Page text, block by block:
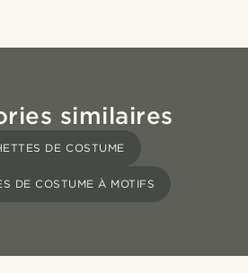
similaires
DE COSTUME
DE COSTUME À MOTIFS